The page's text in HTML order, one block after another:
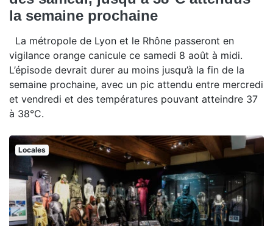
la semaine prochaine
La métropole de Lyon et le Rhône passeront en
vigilance orange canicule ce samedi 8 août à midi.
L’épisode devrait durer au moins jusqu’à la fin de la
semaine prochaine, avec un pic attendu entre mercredi
et vendredi et des températures pouvant atteindre 37
à 38°C.
Locales